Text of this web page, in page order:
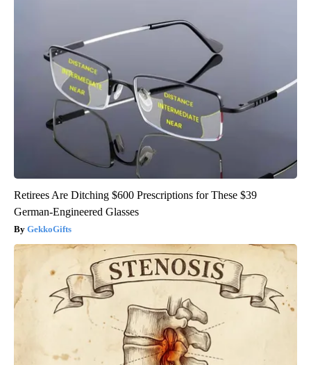
Retirees Are Ditching $600 Prescriptions for These $39
German-Engineered Glasses
GekkoGifts